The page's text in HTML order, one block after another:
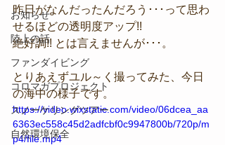
お知らせ
陸上の話
ファンダイビング
コロマガプロジェクト
スノーケリングツアー
自然環境保全
昨日がなんだったんだろう･･･って思わ
せるほどの透明度アップ!!
絶好調!! とは言えませんが･･･。
とりあえずユル～く撮ってみた、今日
の海中の様子です。
https://video.wixstatic.com/video/06dcea_aa
6363ec558c45d2adfcbf0c9947800b/720p/m
p4/file.mp4